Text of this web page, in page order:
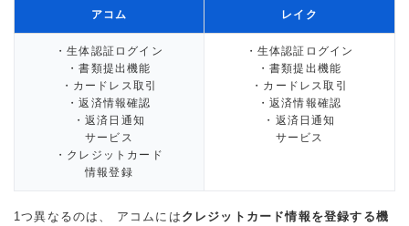
アコム レイク
・生体認証ログイン
・書類提出機能
・カードレス取引
・返済情報確認
・返済日通知
サービス
・クレジットカード
情報登録
・生体認証ログイン
・書類提出機能
・カードレス取引
・返済情報確認
・返済日通知
サービス
1つ異なるのは、 アコムには クレジットカード情報を登録する機